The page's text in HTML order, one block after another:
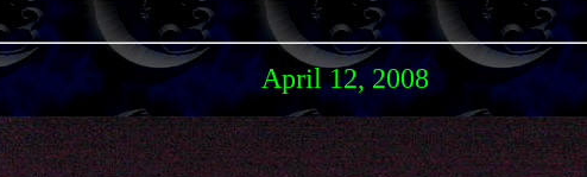
April 12, 2008